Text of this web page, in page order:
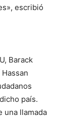
escribió
Barack
país.
una llamada